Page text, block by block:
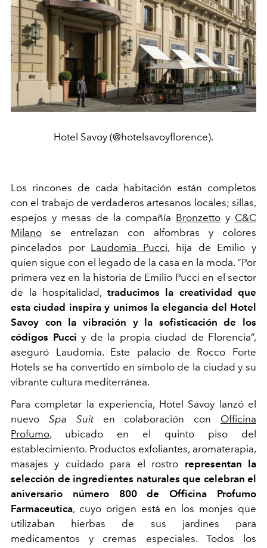
Hotel Savoy (@hotelsavoyflorence).
Los rincones de cada habitación están completos
con el trabajo de verdaderos artesanos locales; sillas,
espejos y mesas de la compañía Bronzetto y C&C
Milano se entrelazan con alfombras y colores
pincelados por Laudomia Pucci, hija de Emilio y
quien sigue con el legado de la casa en la moda. “Por
primera vez en la historia de Emilio Pucci en el sector
de la hospitalidad, traducimos la creatividad que
esta ciudad inspira y unimos la elegancia del Hotel
Savoy con la vibración y la sofisticación de los
códigos Pucci y de la propia ciudad de Florencia”,
aseguró Laudomia. Este palacio de Rocco Forte
Hotels se ha convertido en símbolo de la ciudad y su
vibrante cultura mediterránea.
Para completar la experiencia, Hotel Savoy lanzó el
nuevo Spa Suiten colaboración con Officina
Profumo, ubicado en el quinto piso del
establecimiento. Productos exfoliantes, aromaterapia,
masajes y cuidado para el rostro representan la
selección de ingredientes naturales que celebran el
aniversario número 800 de Officina Profumo
Farmaceutica, cuyo origen está en los monjes que
utilizaban hierbas de sus jardines para
medicamentos y cremas especiales. Todos los